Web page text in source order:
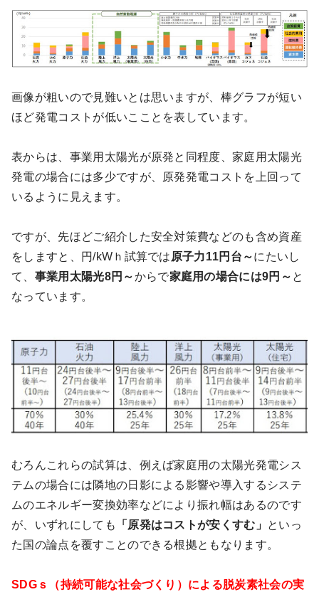
画像が粗いので見難いとは思いますが、棒グラフが短い
ほど発電コストが低いこことを表しています。
表からは、事業用太陽光が原発と同程度、家庭用太陽光
発電の場合には多少ですが、原発発電コストを上回って
いるように見えます。
ですが、先ほどご紹介した安全対策費などのも含め資産
をしますと、円/kWｈ試算では 原子力11円台～にたいし
て、 事業用太陽光8円～からで家庭用の場合には9円～ と
なっています。
むろんこれらの試算は、例えば家庭用の太陽光発電シス
テムの場合には隣地の日影による影響や導入するシステ
ムのエネルギー変換効率などにより振れ幅はあるのです
が、いずれにしても
「原発はコストが安くすむ」 といっ
た国の論点を覆すことのできる根拠ともなります。
SDGｓ（持続可能な社会づくり）による脱炭素社会の実